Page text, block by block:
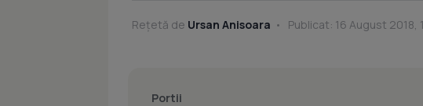
Rețetă de Ursan Anisoara Publicat: 16 August 2018,
Portii